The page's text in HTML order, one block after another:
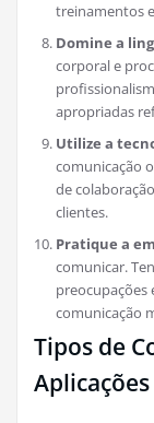
treinamentos
Domine a
corporal e
apropriadas
Utilize a
comunicação
de
clientes.
Pratique a
comunicar.
preocupações
comunicação
Tipos de
Aplicações